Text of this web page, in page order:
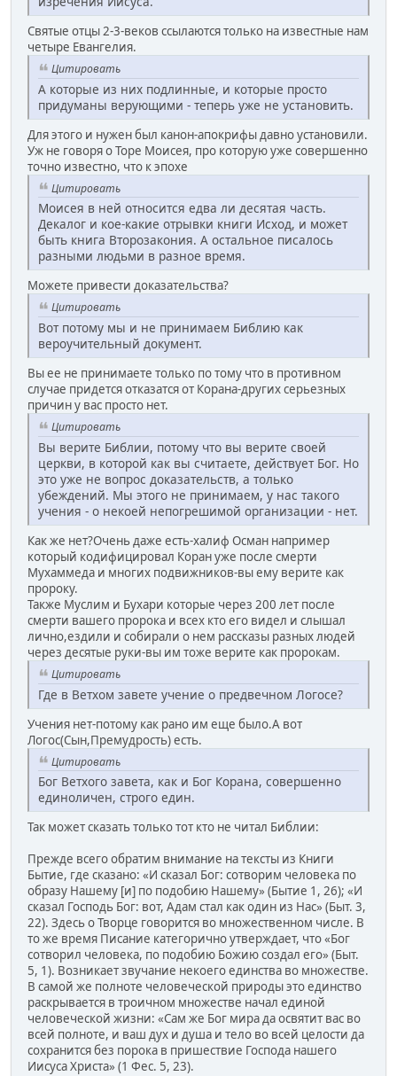
Святые отцы 2-3-веков ссылаются только на известные нам
четыре Евангелия.
Цитировать
А которые из них подлинные, и которые просто
придуманы верующими - теперь уже не установить.
Для этого и нужен был канон-апокрифы давно установили.
Уж не говоря о Торе Моисея, про которую уже совершенно
точно известно, что к эпохе
Цитировать
Моисея в ней относится едва ли десятая часть.
Декалог и кое-какие отрывки книги Исход, и может
быть книга Второзакония. А остальное писалось
разными людьми в разное время.
Можете привести доказательства?
Цитировать
Вот потому мы и не принимаем Библию как
вероучительный документ.
Вы ее не принимаете только по тому что в противном
случае придется отказатся от Корана-других серьезных
причин у вас просто нет.
Цитировать
Вы верите Библии, потому что вы верите своей
церкви, в которой как вы считаете, действует Бог. Но
это уже не вопрос доказательств, а только
убеждений. Мы этого не принимаем, у нас такого
учения - о некоей непогрешимой организации - нет.
Как же нет?Очень даже есть-халиф Осман например
который кодифицировал Коран уже после смерти
Мухаммеда и многих подвижников-вы ему верите как
пророку.
Также Муслим и Бухари которые через 200 лет после
смерти вашего пророка и всех кто его видел и слышал
лично,ездили и собирали о нем рассказы разных людей
через десятые руки-вы им тоже верите как пророкам.
Цитировать
Где в Ветхом завете учение о предвечном Логосе?
Учения нет-потому как рано им еще было.А вот
Логос(Сын,Премудрость) есть.
Цитировать
Бог Ветхого завета, как и Бог Корана, совершенно
единоличен, строго един.
Так может сказать только тот кто не читал Библии:
Прежде всего обратим внимание на тексты из Книги
Бытие, где сказано: «И сказал Бог: сотворим человека по
образу Нашему [и] по подобию Нашему» (Бытие 1, 26); «И
сказал Господь Бог: вот, Адам стал как один из Нас» (Быт. 3,
22). Здесь о Творце говорится во множественном числе. В
то же время Писание категорично утверждает, что «Бог
сотворил человека, по подобию Божию создал его» (Быт.
5, 1). Возникает звучание некоего единства во множестве.
В самой же полноте человеческой природы это единство
раскрывается в троичном множестве начал единой
человеческой жизни: «Сам же Бог мира да освятит вас во
всей полноте, и ваш дух и душа и тело во всей целости да
сохранится без порока в пришествие Господа нашего
Иисуса Христа» (1 Фес. 5, 23).